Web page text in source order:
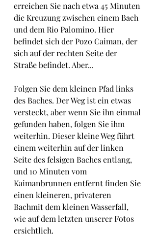
erreichen Sie nach etwa 45 Minuten
die Kreuzung zwischen einem Bach
und dem Rio Palomino. Hier
befindet sich der Pozo Caiman, der
sich auf der rechten Seite der
Straße befindet. Aber...
Folgen Sie dem kleinen Pfad links
des Baches. Der Weg ist ein etwas
versteckt, aber wenn Sie ihn einmal
gefunden haben, folgen Sie ihm
weiterhin. Dieser kleine Weg führt
einem weiterhin auf der linken
Seite des felsigen Baches entlang,
und 10 Minuten vom
Kaimanbrunnen entfernt finden Sie
einen kleineren, privateren
Bachmit dem kleinen Wasserfall,
wie auf dem letzten unserer Fotos
ersichtlich.